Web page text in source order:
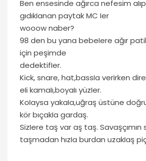
Ben ensesinde ağırca nefesim
gıdıkIanan paytak MC Ier
wooow naber?
98 den bu yana bebeIere ağır
için peşimde
dedektifIer.
Kick, snare, hat,bassIa verirken
eIi kamaIı,boyaIı yüzIer.
KoIaysa yakaIa,uğraş üstüne
kör bıçakIa gardaş.
SizIere taş var aş taş. Savaşçımın
taşmadan hızIa burdan uzakIaş